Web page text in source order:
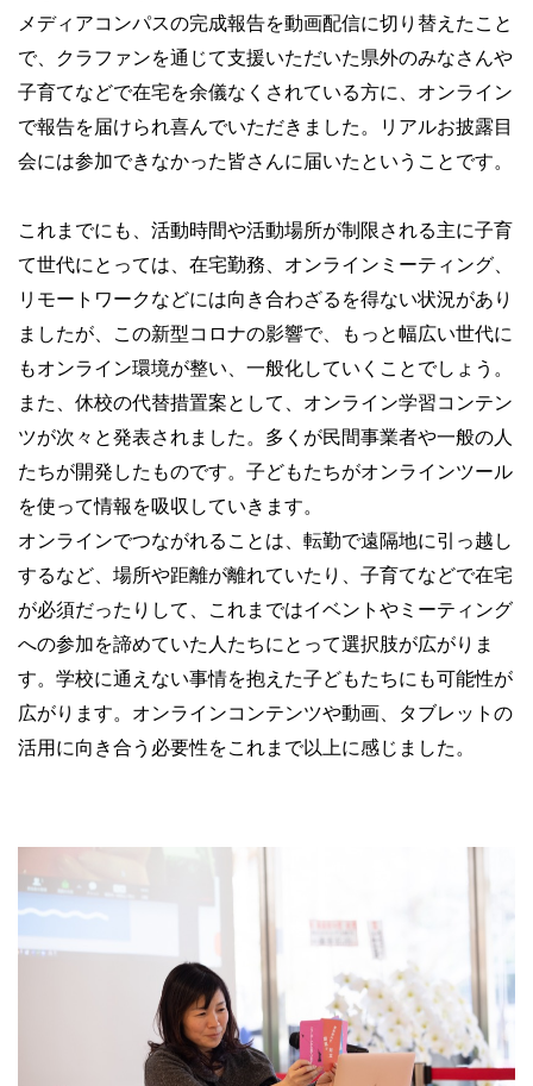
メディアコンパスの完成報告を動画配信に切り替えたこと
で、クラファンを通じて支援いただいた県外のみなさんや
子育てなどで在宅を余儀なくされている方に、オンライン
で報告を届けられ喜んでいただきました。リアルお披露目
会には参加できなかった皆さんに届いたということです。
これまでにも、活動時間や活動場所が制限される主に子育
て世代にとっては、在宅勤務、オンラインミーティング、
リモートワークなどには向き合わざるを得ない状況があり
ましたが、この新型コロナの影響で、もっと幅広い世代に
もオンライン環境が整い、一般化していくことでしょう。
また、休校の代替措置案として、オンライン学習コンテン
ツが次々と発表されました。多くが民間事業者や一般の人
たちが開発したものです。子どもたちがオンラインツール
を使って情報を吸収していきます。
オンラインでつながれることは、転勤で遠隔地に引っ越し
するなど、場所や距離が離れていたり、子育てなどで在宅
が必須だったりして、これまではイベントやミーティング
への参加を諦めていた人たちにとって選択肢が広がりま
す。学校に通えない事情を抱えた子どもたちにも可能性が
広がります。オンラインコンテンツや動画、タブレットの
活用に向き合う必要性をこれまで以上に感じました。